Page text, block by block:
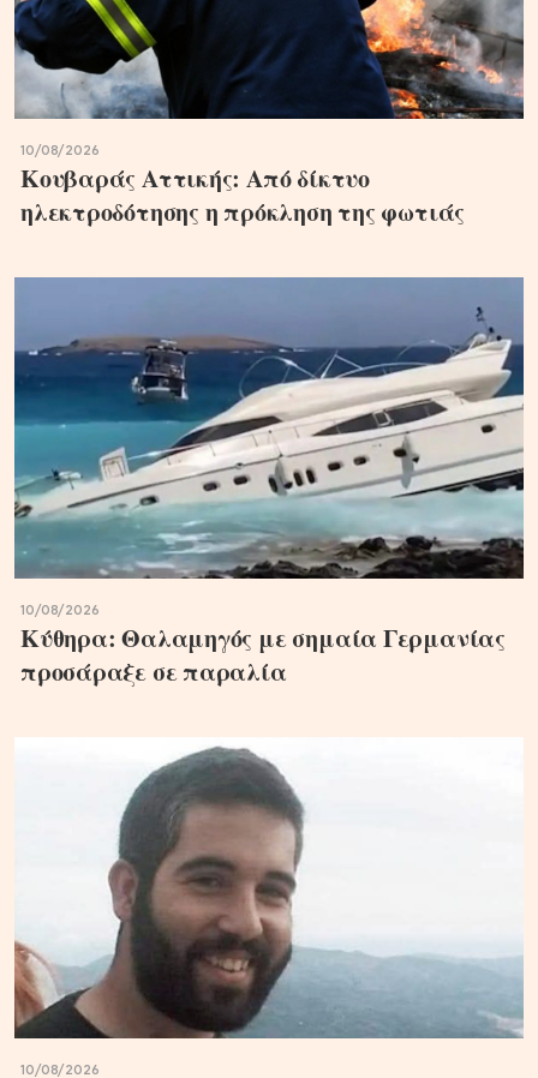
10/08/2026
Κουβαράς Αττικής: Από δίκτυο
ηλεκτροδότησης η πρόκληση της φωτιάς
10/08/2026
Κύθηρα: Θαλαμηγός με σημαία Γερμανίας
προσάραξε σε παραλία
10/08/2026